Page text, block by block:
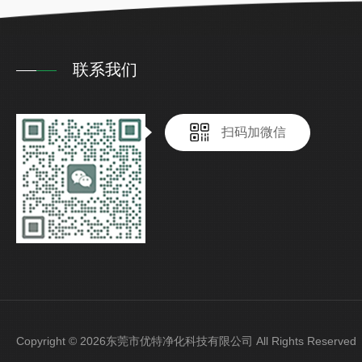
联系我们
扫码加微信
Copyright © 2026东莞市优特净化科技有限公司 All Rights